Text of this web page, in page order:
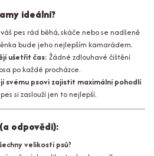
ideální?
pes rád běhá, skáče nebo se nadšeně
bude jeho nejlepším kamarádem.
ušetřit čas: Žádné zdlouhavé čištění
po každé procházce.
svému psovi zajistit maximální pohodlí
si zaslouží jen to nejlepší.
odpovědi):
velikosti psů?